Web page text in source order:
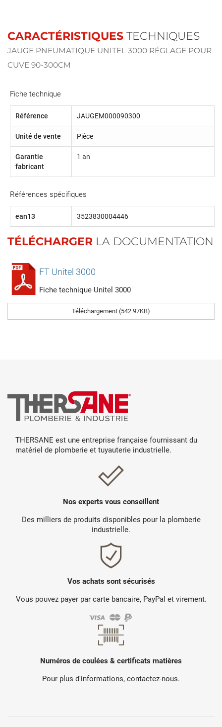
CARACTÉRISTIQUES TECHNIQUES
JAUGE PNEUMATIQUE UNITEL 3000 RÉGLAGE POUR
CUVE 90-300CM
Fiche technique
Référence JAUGEM000090300
Unité de vente Pièce
Garantie
fabricant
1 an
Références spécifiques
ean13 3523830004446
TÉLÉCHARGER LA DOCUMENTATION
FT Unitel 3000
Fiche technique Unitel 3000
Téléchargement (542.97KB)
THERSANE est une entreprise française fournissant du
matériel de plomberie et tuyauterie industrielle.
Nos experts vous conseillent
Des milliers de produits disponibles pour la plomberie
industrielle.
Vos achats sont sécurisés
Vous pouvez payer par carte bancaire, PayPal et virement.
Numéros de coulées & certificats matières
Pour plus d'informations, contactez-nous.